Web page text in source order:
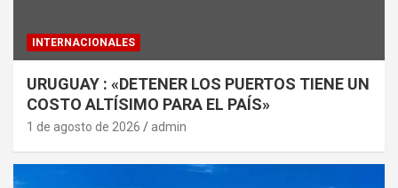
INTERNACIONALES
URUGUAY : «DETENER LOS PUERTOS TIENE UN
COSTO ALTÍSIMO PARA EL PAÍS»
1 de agosto de 2026 admin